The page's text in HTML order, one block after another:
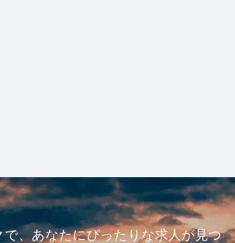
で、あなたにぴったりな求人が見つ